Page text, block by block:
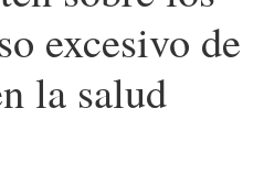
excesivo de
la salud